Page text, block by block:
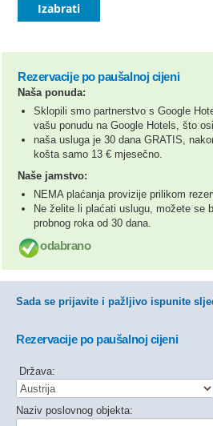
Izabrati
Rezervacije po paušalnoj cijeni
Naša ponuda:
Sklopili smo partnerstvo s Google
vašu ponudu na Google Hotels, što
naša usluga je 30 dana GRATIS,
košta samo 13 € mjesečno.
Naše jamstvo:
NEMA plaćanja provizije prilikom
Ne želite li plaćati uslugu, možete se
probnog roka od 30 dana.
odabrano
Sada se prijavite i pažljivo ispunite
Rezervacije po paušalnoj cijeni
Država:
Naziv poslovnog objekta: